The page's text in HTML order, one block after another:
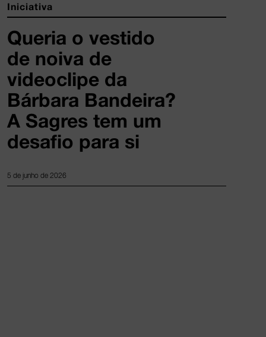
Iniciativa
Queria o vestido
de noiva de
videoclipe da
Bárbara Bandeira?
A Sagres tem um
desafio para si
5 de junho de 2026